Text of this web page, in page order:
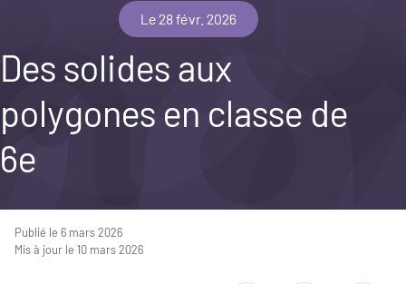
Le 28 févr. 2026
Des solides aux
polygones en classe de
6e
Publié le 6 mars 2026
Mis à jour le 10 mars 2026